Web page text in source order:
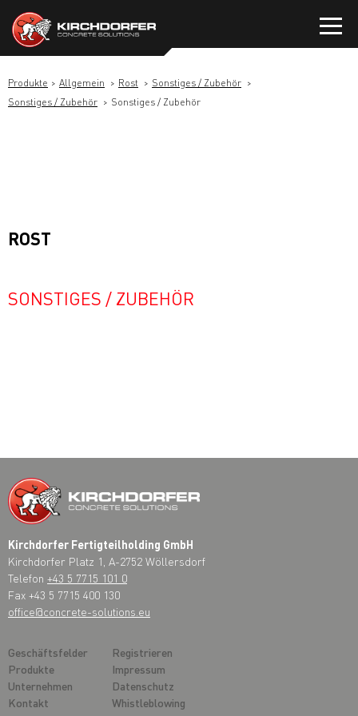
Inhalt
springen
Produkte Allgemein Rost
Sonstiges / Zubehör
Sonstiges / Zubehör
Sonstiges / Zubehör
ROST
SONSTIGES / ZUBEHÖR
Kirchdorfer Fertigteilholding GmbH
Kirchdorfer Platz 1, A-2752 Wöllersdorf
Telefon +43 5 7715 101 0
Fax +43 5 7715 400 130
office@concrete-solutions.eu
Geschäftsfelder
Produkte
Unternehmen
Kontakt
Registrieren
Impressum
Datenschutz
Whistleblowing